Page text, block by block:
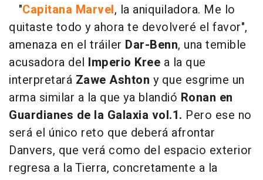
"Capitana Marvel, la aniquiladora. Me lo
quitaste todo y ahora te devolveré el favor",
amenaza en el tráiler Dar-Benn, una temible
acusadora del Imperio Kree a la que
interpretará Zawe Ashton y que esgrime un
arma similar a la que ya blandió Ronan en
Guardianes de la Galaxia vol.1. Pero ese no
será el único reto que deberá afrontar
Danvers, que verá como del espacio exterior
regresa a la Tierra, concretamente a la